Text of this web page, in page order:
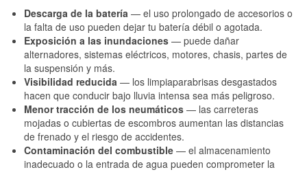
Descarga de la batería — el uso prolongado de accesorios o
la falta de uso pueden dejar tu batería débil o agotada.
Exposición a las inundaciones — puede dañar
alternadores, sistemas eléctricos, motores, chasis, partes de
la suspensión y más.
Visibilidad reducida — los limpiaparabrisas desgastados
hacen que conducir bajo lluvia intensa sea más peligroso.
Menor tracción de los neumáticos — las carreteras
mojadas o cubiertas de escombros aumentan las distancias
de frenado y el riesgo de accidentes.
Contaminación del combustible — el almacenamiento
inadecuado o la entrada de agua pueden comprometer la